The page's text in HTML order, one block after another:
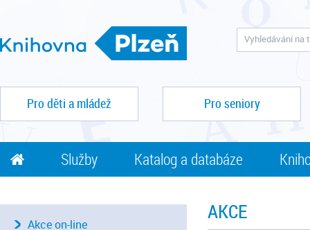
Pro děti a mládež Pro seniory
Služby Katalog a databáze
AKCE
Akce on-line